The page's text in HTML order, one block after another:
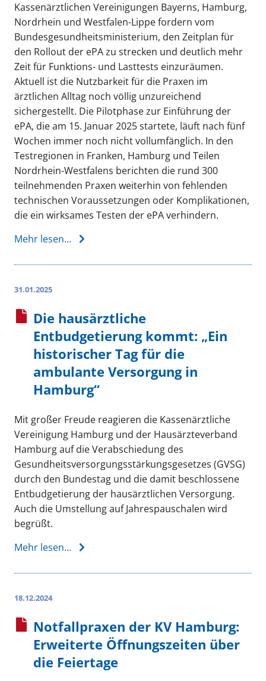
Kassenärztlichen Vereinigungen Bayerns, Hamburg,
Nordrhein und Westfalen-Lippe fordern vom
Bundesgesundheitsministerium, den Zeitplan für
den Rollout der ePA zu strecken und deutlich mehr
Zeit für Funktions- und Lasttests einzuräumen.
Aktuell ist die Nutzbarkeit für die Praxen im
ärztlichen Alltag noch völlig unzureichend
sichergestellt. Die Pilotphase zur Einführung der
ePA, die am 15. Januar 2025 startete, läuft nach fünf
Wochen immer noch nicht vollumfänglich. In den
Testregionen in Franken, Hamburg und Teilen
Nordrhein-Westfalens berichten die rund 300
teilnehmenden Praxen weiterhin von fehlenden
technischen Voraussetzungen oder Komplikationen,
die ein wirksames Testen der ePA verhindern.
Mehr lesen...
31.01.2025
Die hausärztliche
Entbudgetierung kommt: „Ein
historischer Tag für die
ambulante Versorgung in
Hamburg“
Mit großer Freude reagieren die Kassenärztliche
Vereinigung Hamburg und der Hausärzteverband
Hamburg auf die Verabschiedung des
Gesundheitsversorgungsstärkungsgesetzes (GVSG)
durch den Bundestag und die damit beschlossene
Entbudgetierung der hausärztlichen Versorgung.
Auch die Umstellung auf Jahrespauschalen wird
begrüßt.
Mehr lesen...
18.12.2024
Notfallpraxen der KV Hamburg:
Erweiterte Öffnungszeiten über
die Feiertage